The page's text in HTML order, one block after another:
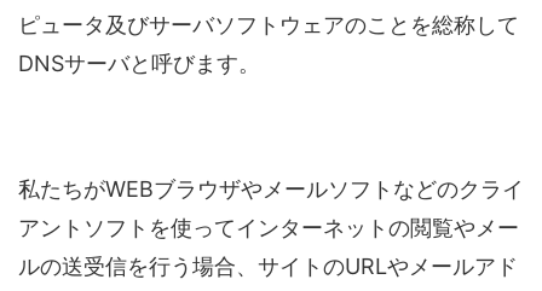
ピュータ及びサーバソフトウェアのことを総称して
DNSサーバと呼びます。
私たちがWEBブラウザやメールソフトなどのクライ
アントソフトを使ってインターネットの閲覧やメー
ルの送受信を行う場合、サイトのURLやメールアド